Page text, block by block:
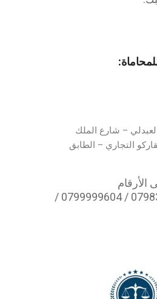
– شارع الملك
التجاري – الطابق
الأرقام
التالية: 0798333357 / 0799999604 /